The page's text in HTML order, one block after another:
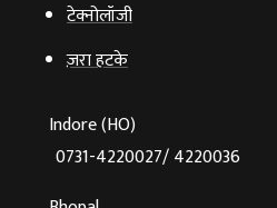
टेक्‍नोलॉजी
ज़रा हटके
Indore (HO)
0731-4220027/ 4220036